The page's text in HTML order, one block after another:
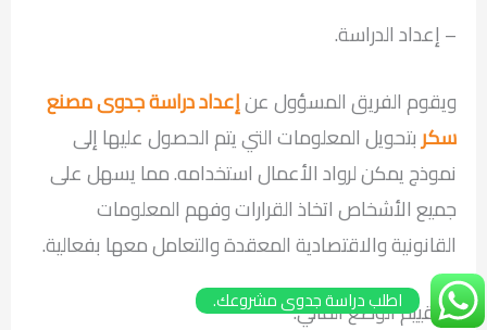
– إعداد الدراسة.
ويقوم الفريق المسؤول عنإعداد دراسة جدوى مصنع
سكربتحويل المعلومات التي يتم الحصول عليها إلى
نموذج يمكن لرواد الأعمال استخدامه. مما يسهل على
جميع الأشخاص اتخاذ القرارات وفهم المعلومات
القانونية والاقتصادية المعقدة والتعامل معها بفعالية.
– تقييم الوضع المالي.
اطلب دراسة جدوى مشروعك.